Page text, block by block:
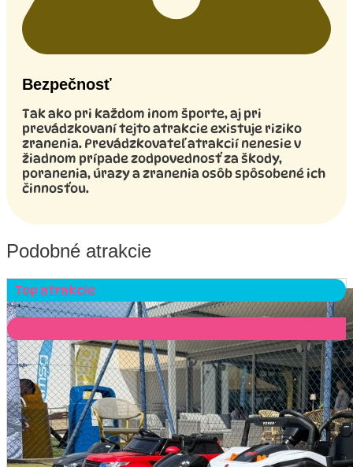
Bezpečnosť
Tak ako pri každom inom športe, aj pri
prevádzkovaní tejto atrakcie existuje riziko
zranenia. Prevádzkovateľ atrakcií nenesie v
žiadnom prípade zodpovednosť za škody,
poranenia, úrazy a zranenia osôb spôsobené ich
činnosťou.
Podobné atrakcie
Top atrakcie